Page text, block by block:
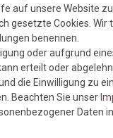
»
auf unsere Website
gesetzte Cookies. Wir
benennen.
oder aufgrund
erteilt oder
die Einwilligung zu
Beachten Sie unser
Daten